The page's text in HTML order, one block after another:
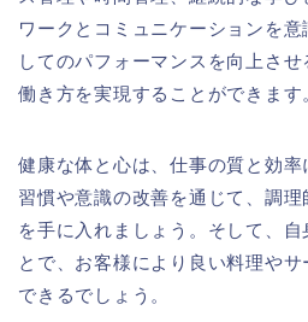
ワークとコミュニケーションを
してのパフォーマンスを向上さ
働き方を実現することができます
健康な体と心は、仕事の質と効
習慣や意識の改善を通じて、調
を手に入れましょう。そして、
とで、お客様により良い料理や
できるでしょう。